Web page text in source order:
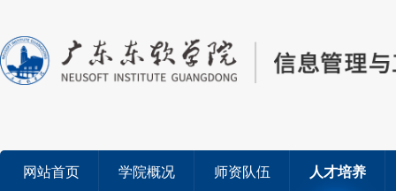
网站首页 学院概况 师资队伍 人才培养